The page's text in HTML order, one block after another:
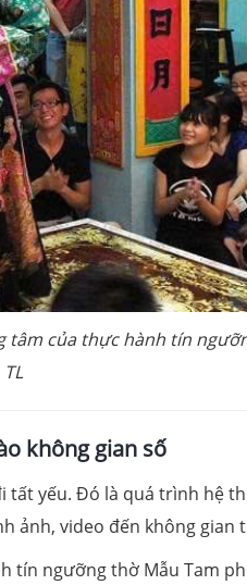
của thực hành tín
TL
không gian số
yếu. Đó là quá trình hệ
ảnh, video đến không gian
tín ngưỡng thờ Mẫu Tam